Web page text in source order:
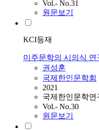
Vol.- No.31
원문보기
KCI등재
미주문학의 시의식
권성훈
국제한인문학회
2021
국제한인문학연
Vol.- No.30
원문보기